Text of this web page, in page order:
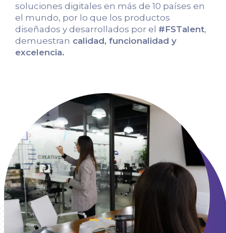
soluciones digitales en más de 10 países en
el mundo, por lo que los productos
diseñados y desarrollados por el #FSTalent,
demuestran calidad, funcionalidad y
excelencia.